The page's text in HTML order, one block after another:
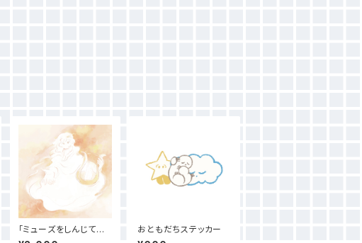
「ミューズをしんじてる」
【CD】
おともだちステッカー